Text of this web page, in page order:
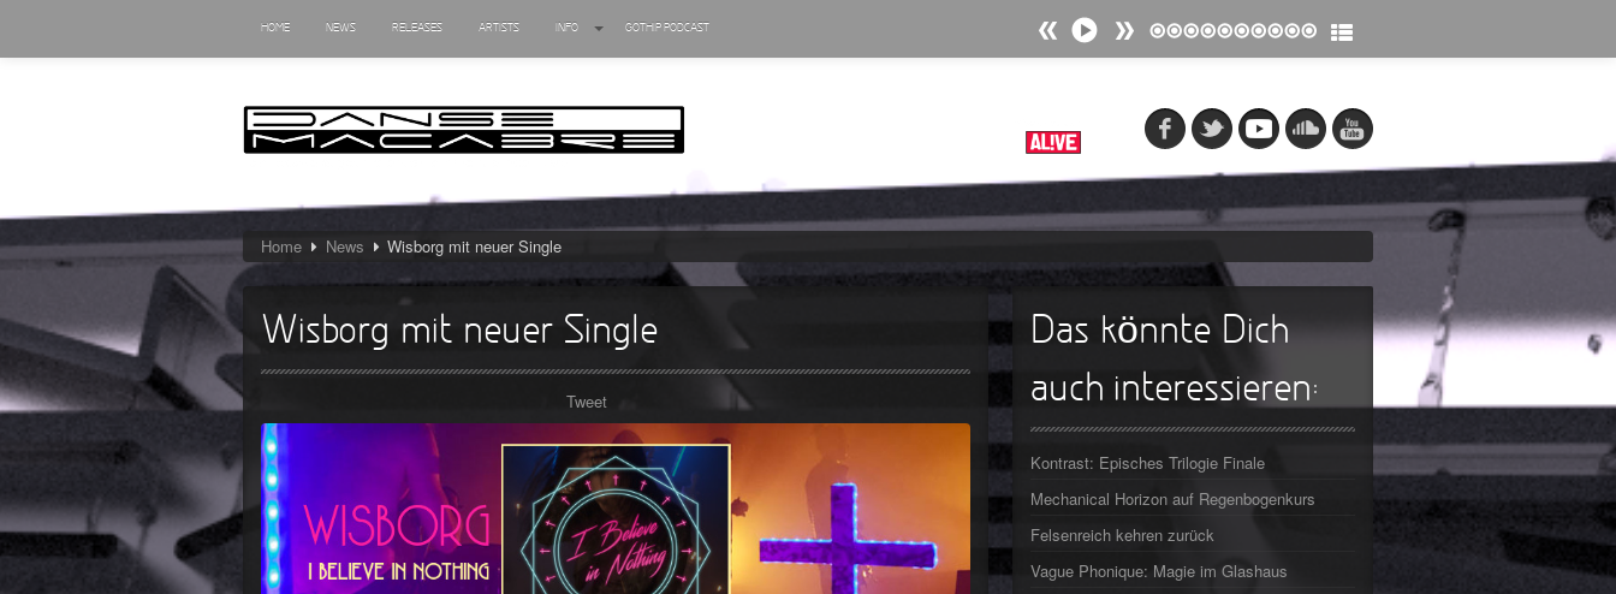
HOME NEWS RELEASES ARTISTS INFO GOTHIP PODCAST
►
►
►
►
►
Home News Wisborg mit neuer Single
Wisborg mit neuer Single
Tweet
Das könnte Dich
auch interessieren:
Kontrast: Episches Trilogie Finale
Mechanical Horizon auf Regenbogenkurs
Felsenreich kehren zurück
Vague Phonique: Magie im Glashaus